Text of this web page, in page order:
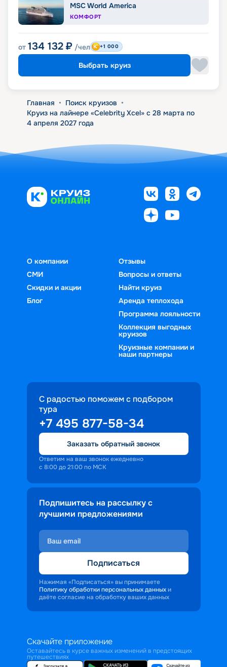
MSC World America
КОМФОРТ
от 134 132 ₽ /чел +1 000
Выбрать круиз
Главная • Поиск круизов •
Круиз на лайнере «Celebrity Xcel» с 28 марта по
4 апреля 2027 года
О компании
СМИ
Скидки и акции
Блог
Отзывы
Вопросы и ответы
Найти круиз
Аренда теплохода
Программа лояльности
Коллекция выгодных
круизов
Круизные компании и
наши партнеры
С радостью поможем с подбором
тура
+7 495 877-58-34
Заказать обратный звонок
Ответим на ваш звонок ежедневно
с 8:00 до 21:00 по МСК
Подпишитесь на рассылку с
лучшими предложениями
Подписаться
Нажимая «Подписаться» вы принимаете
Политику обработки персональных данных и
даёте согласие на обработку ваших данных
Скачайте приложение
Оставайтесь в курсе важных изменений в предстоящих
путешествиях